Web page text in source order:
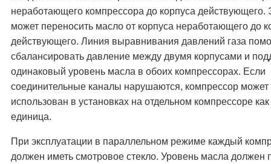
неработающего компрессора до корпуса действующего.
может переносить масло от корпуса неработающего до
действующего. Линия выравнивания давлений газа
сбалансировать давление между двумя корпусами и
одинаковый уровень масла в обоих компрессорах. Если
соединительные каналы нарушаются, компрессор может
использован в установках на отдельном компрессоре
единица.
При эксплуатации в параллельном режиме каждый
должен иметь смотровое стекло. Уровень масла должен